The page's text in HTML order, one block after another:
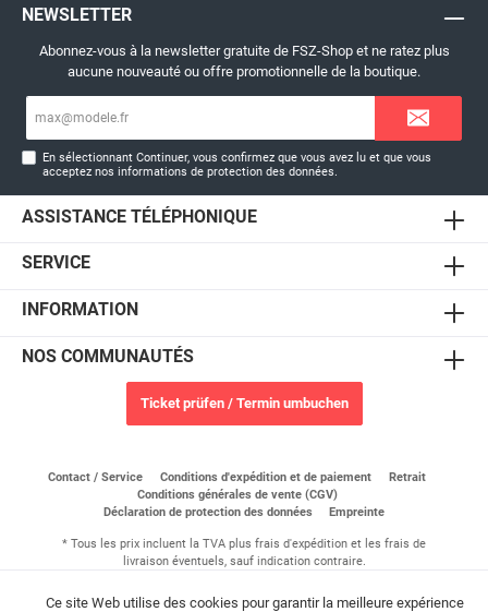
NEWSLETTER
Abonnez-vous à la newsletter gratuite de FSZ-Shop et ne ratez plus
aucune nouveauté ou offre promotionnelle de la boutique.
En sélectionnant Continuer, vous confirmez que vous avez lu et que vous
acceptez nosinformations de protection des données.
ASSISTANCE TÉLÉPHONIQUE
SERVICE
INFORMATION
NOS COMMUNAUTÉS
Ticket prüfen / Termin umbuchen
Contact / Service Conditions d'expédition et de paiement
Retrait
Conditions générales de vente (CGV)
Déclaration de protection des données
Empreinte
* Tous les prix incluent la TVA plus frais d'expédition et les frais de
livraison éventuels, sauf indication contraire.
réservés. Theme by
ThemeWare®
Ce site Web utilise des cookies pour garantir la meilleure expérience